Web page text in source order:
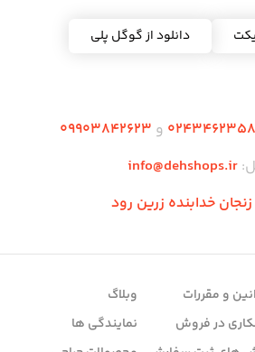
دانلود از گوگل پلی
و 09903842623
info@dehshops.ir
زنجان خدابنده زرین رود
و مقررات
در فروش
وبلاگ
نمایندگی ها